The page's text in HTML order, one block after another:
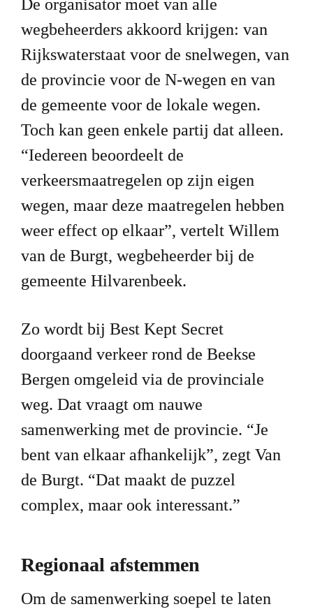
De organisator moet van alle
wegbeheerders akkoord krijgen: van
Rijkswaterstaat voor de snelwegen, van
de provincie voor de N-wegen en van
de gemeente voor de lokale wegen.
Toch kan geen enkele partij dat alleen.
“Iedereen beoordeelt de
verkeersmaatregelen op zijn eigen
wegen, maar deze maatregelen hebben
weer effect op elkaar”, vertelt Willem
van de Burgt, wegbeheerder bij de
gemeente Hilvarenbeek.
Zo wordt bij Best Kept Secret
doorgaand verkeer rond de Beekse
Bergen omgeleid via de provinciale
weg. Dat vraagt om nauwe
samenwerking met de provincie. “Je
bent van elkaar afhankelijk”, zegt Van
de Burgt. “Dat maakt de puzzel
complex, maar ook interessant.”
Regionaal afstemmen
Om de samenwerking soepel te laten